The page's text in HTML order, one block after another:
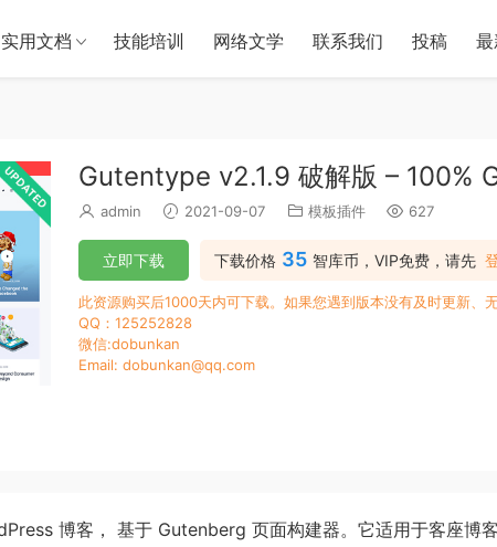
实用文档 技能培训 网络文学 联系我们 投稿
Gutentype v2.1.9 破解版 – 100%
admin 2021-09-07 模板插件 627
下载价格 35 智库币，VIP免费，请先
立即下载
此资源购买后1000天内可下载。如果您遇到版本没有及时更新、
QQ：125252828
微信:dobunkan
Email: dobunkan@qq.com
博客， 基于 Gutenberg 页面构建器。它适用于客座博